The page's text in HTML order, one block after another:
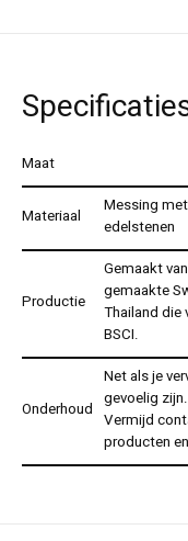
Maat
Materiaal
Messing
edelstenen
Productie
Gemaakt
gemaakte
Thailand die
BSCI.
Onderhoud
Net als je
gevoelig
Vermijd
producten